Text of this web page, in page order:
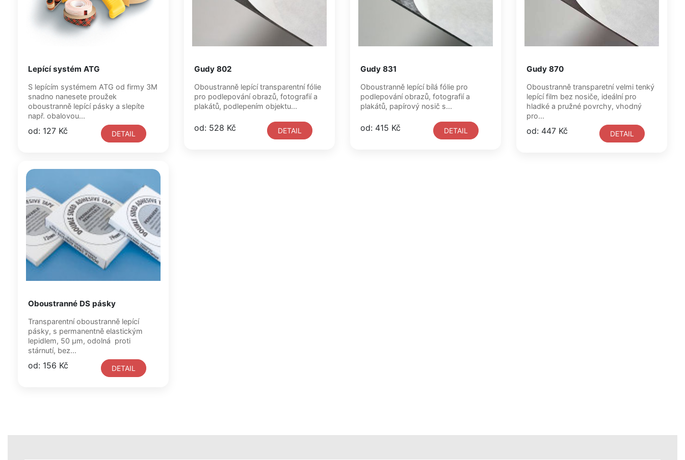
Lepící systém ATG
S lepícím systémem ATG od firmy 3M
snadno nanesete proužek
oboustranně lepící pásky a slepíte
např. obalovou...
od: 127 Kč DETAIL
Gudy 802
Oboustranně lepící transparentní fólie
pro podlepování obrazů, fotografií a
plakátů, podlepením objektu...
od: 528 Kč DETAIL
Gudy 831
Oboustranně lepící bílá fólie pro
podlepování obrazů, fotografií a
plakátů, papírový nosič s...
od: 415 Kč DETAIL
Gudy 870
Oboustranně transparetní velmi tenký
lepící film bez nosiče, ideální pro
hladké a pružné povrchy, vhodný
pro...
od: 447 Kč DETAIL
Oboustranné DS pásky
Transparentní oboustranně lepící
pásky, s permanentně elastickým
lepidlem, 50 μm, odolná proti
stárnutí, bez...
od: 156 Kč DETAIL